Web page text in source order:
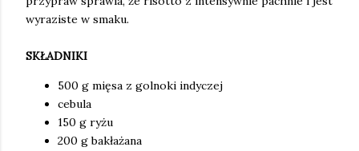
wyraziste w smaku.
SKŁADNIKI
500 g mięsa z golnoki indyczej
cebula
150 g ryżu
200 g bakłażana